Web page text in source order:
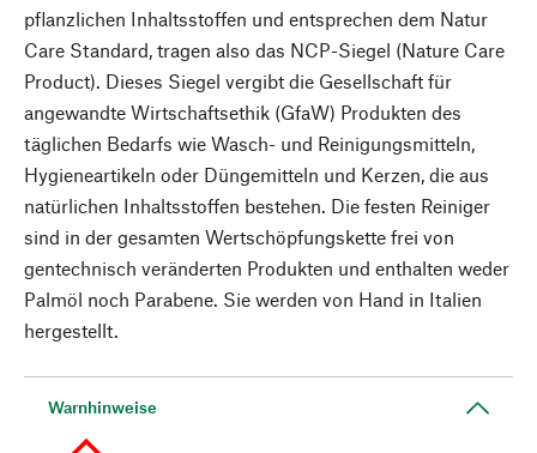
pflanzlichen Inhaltsstoffen und entsprechen dem Natur
Care Standard, tragen also das NCP-Siegel (Nature Care
Product). Dieses Siegel vergibt die Gesellschaft für
angewandte Wirtschaftsethik (GfaW) Produkten des
täglichen Bedarfs wie Wasch- und Reinigungsmitteln,
Hygieneartikeln oder Düngemitteln und Kerzen, die aus
natürlichen Inhaltsstoffen bestehen. Die festen Reiniger
sind in der gesamten Wertschöpfungskette frei von
gentechnisch veränderten Produkten und enthalten weder
Palmöl noch Parabene. Sie werden von Hand in Italien
hergestellt.
Warnhinweise